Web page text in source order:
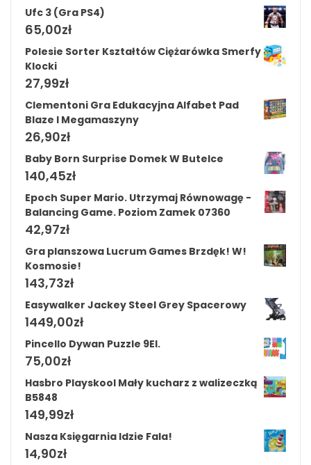
Ufc 3 (Gra PS4)
65,00zł
Polesie Sorter Kształtów Ciężarówka Smerfy
Klocki
27,99zł
Clementoni Gra Edukacyjna Alfabet Pad
Blaze I Megamaszyny
26,90zł
Baby Born Surprise Domek W Butelce
140,45zł
Epoch Super Mario. Utrzymaj Równowagę -
Balancing Game. Poziom Zamek 07360
42,97zł
Gra planszowa Lucrum Games Brzdęk! W!
Kosmosie!
143,73zł
Easywalker Jackey Steel Grey Spacerowy
1449,00zł
Pincello Dywan Puzzle 9El.
75,00zł
Hasbro Playskool Mały kucharz z walizeczką
B5848
149,99zł
Nasza Księgarnia Idzie Fala!
14,90zł